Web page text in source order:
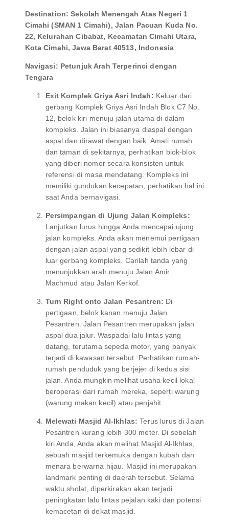
Destination: Sekolah Menengah Atas Negeri 1
Cimahi (SMAN 1 Cimahi), Jalan Pacuan Kuda No.
22, Kelurahan Cibabat, Kecamatan Cimahi Utara,
Kota Cimahi, Jawa Barat 40513, Indonesia
Navigasi: Petunjuk Arah Terperinci dengan
Tengara
Exit Komplek Griya Asri Indah: Keluar dari
gerbang Komplek Griya Asri Indah Blok C7 No.
12, belok kiri menuju jalan utama di dalam
kompleks. Jalan ini biasanya diaspal dengan
aspal dan dirawat dengan baik. Amati rumah
dan taman di sekitarnya, perhatikan blok-blok
yang diberi nomor secara konsisten untuk
referensi di masa mendatang. Kompleks ini
memiliki gundukan kecepatan; perhatikan hal ini
saat Anda bernavigasi.
Persimpangan di Ujung Jalan Kompleks:
Lanjutkan lurus hingga Anda mencapai ujung
jalan kompleks. Anda akan menemui pertigaan
dengan jalan aspal yang sedikit lebih lebar di
luar gerbang kompleks. Carilah tanda yang
menunjukkan arah menuju Jalan Amir
Machmud atau Jalan Kerkof.
Turn Right onto Jalan Pesantren: Di
pertigaan, belok kanan menuju Jalan
Pesantren. Jalan Pesantren merupakan jalan
aspal dua jalur. Waspadai lalu lintas yang
datang, terutama sepeda motor, yang banyak
terjadi di kawasan tersebut. Perhatikan rumah-
rumah penduduk yang berjejer di kedua sisi
jalan. Anda mungkin melihat usaha kecil lokal
beroperasi dari rumah mereka, seperti warung
(warung makan kecil) atau penjahit.
Melewati Masjid Al-Ikhlas: Terus lurus di Jalan
Pesantren kurang lebih 300 meter. Di sebelah
kiri Anda, Anda akan melihat Masjid Al-Ikhlas,
sebuah masjid terkemuka dengan kubah dan
menara berwarna hijau. Masjid ini merupakan
landmark penting di daerah tersebut. Selama
waktu sholat, diperkirakan akan terjadi
peningkatan lalu lintas pejalan kaki dan potensi
kemacetan di dekat masjid.